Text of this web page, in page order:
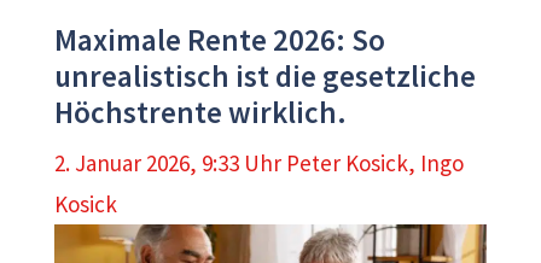
Maximale Rente 2026: So
unrealistisch ist die gesetzliche
Höchstrente wirklich.
2. Januar 2026, 9:33 Uhr Peter Kosick, Ingo
Kosick